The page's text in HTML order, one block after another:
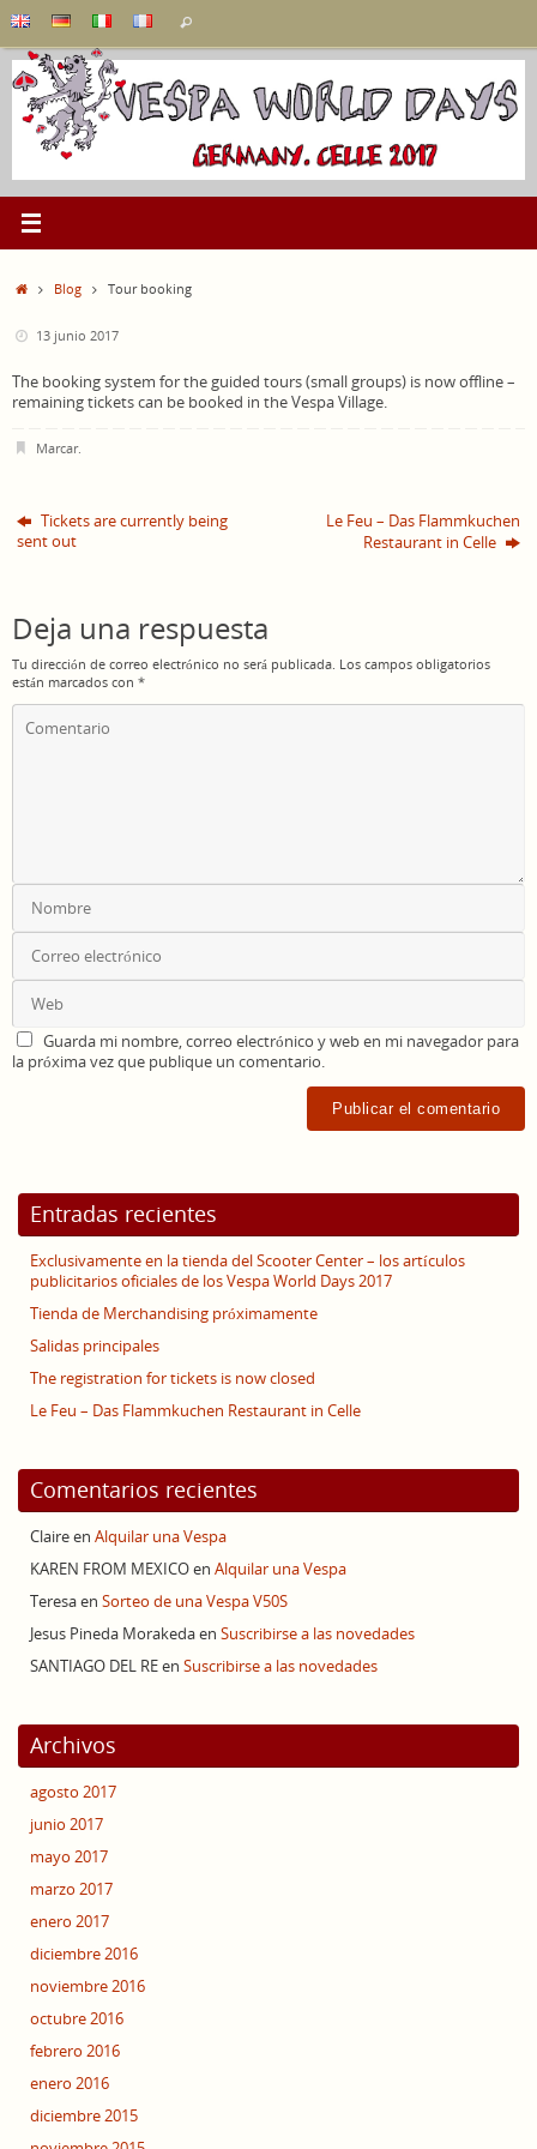
contenido
Buscar
InicioBlog Tour booking
13 junio 2017
The booking system for the guided tours (small groups) is now offline –
remaining tickets can be booked in the Vespa Village.
Marcar.
Tickets are currently being
sent out
Le Feu – Das Flammkuchen
Restaurant in Celle
Deja una respuesta
Tu dirección de correo electrónico no será publicada. Los campos obligatorios
están marcados con *
Guarda mi nombre, correo electrónico y web en mi navegador para
la próxima vez que publique un comentario.
Entradas recientes
Exclusivamente en la tienda del Scooter Center – los artículos
publicitarios oficiales de los Vespa World Days 2017
Tienda de Merchandising próximamente
Salidas principales
The registration for tickets is now closed
Le Feu – Das Flammkuchen Restaurant in Celle
Comentarios recientes
Claireen Alquilar una Vespa
KAREN FROM MEXICOen Alquilar una Vespa
Teresaen Sorteo de una Vespa V50S
Jesus Pineda Morakedaen Suscribirse a las novedades
SANTIAGO DEL REen Suscribirse a las novedades
Archivos
agosto 2017
junio 2017
mayo 2017
marzo 2017
enero 2017
diciembre 2016
noviembre 2016
octubre 2016
febrero 2016
enero 2016
diciembre 2015